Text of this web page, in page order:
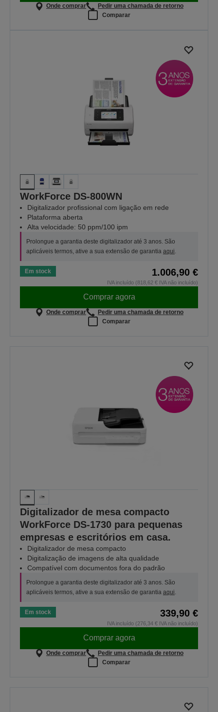
Onde comprar
Pedir uma chamada de retorno
Comparar
WorkForce DS-800WN
Digitalizador profissional com ligação em rede
Plataforma aberta
Alta velocidade: 50 ppm/100 ipm
Prolongue a garantia deste digitalizador até 3 anos. São
aplicáveis termos, ative a sua extensão de garantia aqui
Em stock 1.006,90 €
IVA incluído (818,62 € IVA não incluído)
Comprar agora
Onde comprar
Pedir uma chamada de retorno
Comparar
Digitalizador de mesa compacto
WorkForce DS-1730 para pequenas
empresas e escritórios em casa.
Digitalizador de mesa compacto
Digitalização de imagens de alta qualidade
Compatível com documentos fora do padrão
Prolongue a garantia deste digitalizador até 3 anos. São
aplicáveis termos, ative a sua extensão de garantia aqui
Em stock 339,90 €
IVA incluído (276,34 € IVA não incluído)
Comprar agora
Onde comprar
Pedir uma chamada de retorno
Comparar